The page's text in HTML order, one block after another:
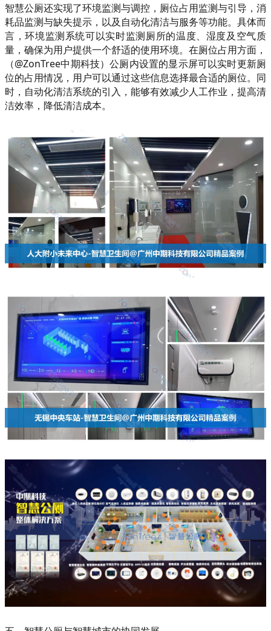
智慧公厕还实现了环境监测与调控，厕位占用监测与引导，消
耗品监测与缺失提示，以及自动化清洁与服务等功能。具体而
言，环境监测系统可以实时监测厕所的温度、湿度及空气质
量，确保为用户提供一个舒适的使用环境。在厕位占用方面，
（@ZonTree中期科技）公厕内设置的显示屏可以实时更新厕
位的占用情况，用户可以通过这些信息选择最合适的厕位。同
时，自动化清洁系统的引入，能够有效减少人工作业，提高清
洁效率，降低清洁成本。